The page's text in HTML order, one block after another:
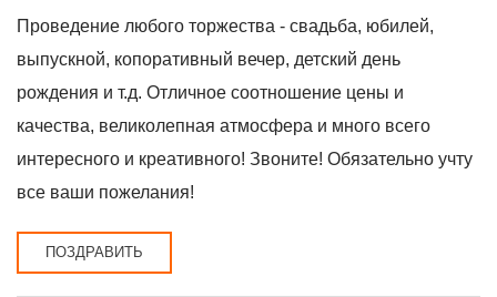
Проведение любого торжества - свадьба, юбилей,
выпускной, копоративный вечер, детский день
рождения и т.д. Отличное соотношение цены и
качества, великолепная атмосфера и много всего
интересного и креативного! Звоните! Обязательно учту
все ваши пожелания!
ПОЗДРАВИТЬ